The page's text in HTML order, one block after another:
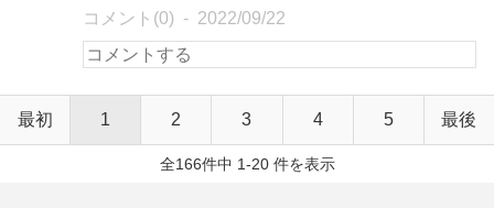
コメント(0) 2022/09/22
最初 1 2 3 4 5 最後
全166件中 1-20 件を表示